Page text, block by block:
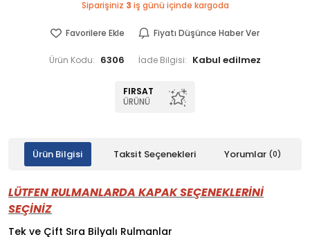
Siparişiniz 3 iş günü içinde kargoda
Favorilere Ekle Fiyatı Düşünce Haber Ver
Ürün Kodu: 6306 İade Bilgisi:
FIRSAT
ÜRÜNÜ
Ürün Bilgisi Taksit Seçenekleri Yorumlar (0)
LÜTFEN RULMANLARDA KAPAK SEÇENEKLERİNİ
SEÇİNİZ
Tek ve Çift Sıra Bilyalı Rulmanlar